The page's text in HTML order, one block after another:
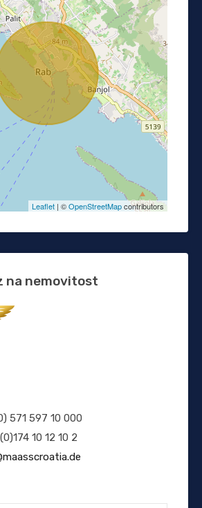
Leaflet | ©OpenStreetMapcontributors
na nemovitost
571 597 10 000
10 12 10 2